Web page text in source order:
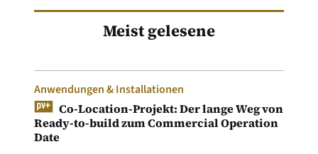
Meist gelesene
Anwendungen & Installationen
Co-Location-Projekt: Der lange Weg von
Ready-to-build zum Commercial Operation
Date